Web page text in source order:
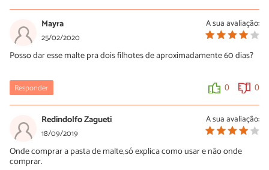
Oi, Romeu!
Não faço parte do pessoal da Perito Animal, mas amo gatos e
Meu conselho é que vc procure um especialista em felinos, pois a
maioria dos vets - pasme - não está preparada para lidar com eles
e vc pode acabar perdendo seu gatinho - vejo coisas tristes todos
os dias.
Uma clínica que indico com ênfase é a Sr. Gato e a vet Dra.
Luciana Dechamps - se vc residir em São Paulo. Boa sorte!
A sua avaliação:
Mayra
25/02/2020
Posso dar esse malte pra dois filhotes de aproximadamente 60 dias?
Responder 0 0
A sua avaliação:
Redindolfo Zagueti
18/09/2019
Onde comprar a pasta de malte;só explica como usar e não onde
comprar.